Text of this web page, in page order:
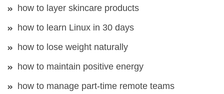
how to layer skincare products
how to learn Linux in 30 days
how to lose weight naturally
how to maintain positive energy
how to manage part-time remote teams